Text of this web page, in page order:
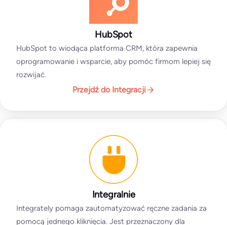
HubSpot
HubSpot to wiodąca platforma CRM, która zapewnia
oprogramowanie i wsparcie, aby pomóc firmom lepiej się
rozwijać.
Przejdź do Integracji
Integralnie
Integrately pomaga zautomatyzować ręczne zadania za
pomocą jednego kliknięcia. Jest przeznaczony dla